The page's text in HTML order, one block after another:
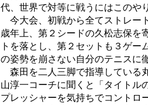
代、世界で対等に戦うにはこのや
今大会、初戦から全てストレー
歳年上、第２シードの久松志保を
トを落とし、第２セットも３ゲ
の姿勢を崩さない自分のテニスに
森田を二人三脚で指導している
山淳一コーチに聞くと「タイトル
プレッシャーを気持ちでコントロ